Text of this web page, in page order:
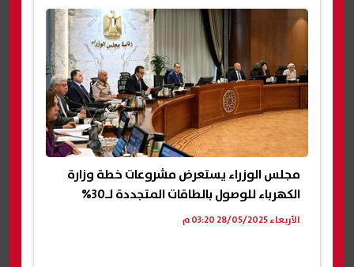
مجلس الوزراء يستعرض مشروعات خطة وزارة
الكهرباء للوصول بالطاقات المتجددة لـ30%
الأربعاء 28/05/2025 03:20 م